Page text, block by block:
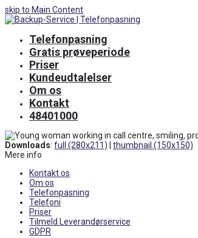
skip to Main Content
Telefonpasning
Gratis prøveperiode
Priser
Kundeudtalelser
Om os
Kontakt
48401000
Downloads: full (280x211)
thumbnail (150x150)
Mere info
Kontakt os
Om os
Telefonpasning
Telefoni
Priser
Tilmeld Leverandørservice
GDPR